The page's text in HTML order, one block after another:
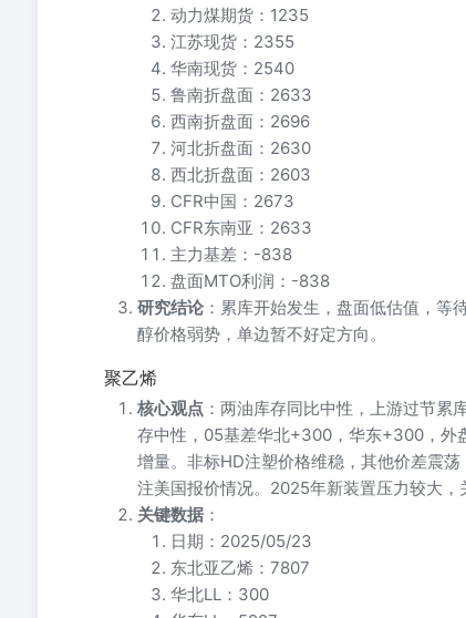
动力煤期货：1235
江苏现货：2355
华南现货：2540
鲁南折盘面：2633
西南折盘面：2696
河北折盘面：2630
西北折盘面：2603
CFR中国：2673
CFR东南亚：2633
主力基差：-838
盘面MTO利润：-838
研究结论：累库开始发生，盘面低估值，等
醇价格弱势，单边暂不好定方向。
聚乙烯
核心观点 ：两油库存同比中性，上游过节
存中性，05基差华北+300，华东+300，外
增量。非标HD注塑价格维稳，其他价差震
注美国报价情况。2025年新装置压力较大，
关键数据 ：
日期：2025/05/23
东北亚乙烯：7807
华北LL：300